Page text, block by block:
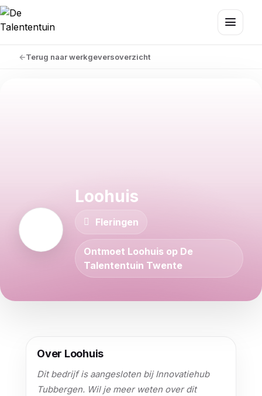
Terug naar werkgeversoverzicht
Loohuis
Fleringen
Ontmoet Loohuis op De
Talententuin Twente
Over Loohuis
Dit bedrijf is aangesloten bij Innovatiehub
Tubbergen. Wil je meer weten over dit